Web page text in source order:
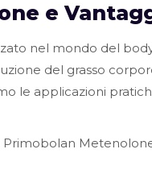
e
nel mondo del
del grasso
le applicazioni